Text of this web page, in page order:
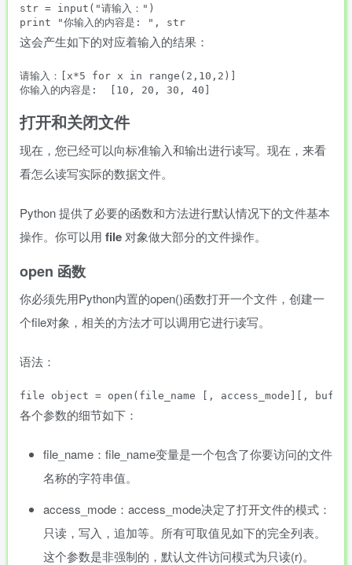
str = input("请输入：")
这会产生如下的对应着输入的结果：
请输入：[x*5 for x in range(2,10,2)]
打开和关闭文件
现在，您已经可以向标准输入和输出进行读写。现在，来看
看怎么读写实际的数据文件。
Python 提供了必要的函数和方法进行默认情况下的文件基本
操作。你可以用 file 对象做大部分的文件操作。
open 函数
你必须先用Python内置的open()函数打开一个文件，创建一
个file对象，相关的方法才可以调用它进行读写。
语法：
各个参数的细节如下：
file_name：file_name变量是一个包含了你要访问的文件
名称的字符串值。
access_mode：access_mode决定了打开文件的模式：
只读，写入，追加等。所有可取值见如下的完全列表。
这个参数是非强制的，默认文件访问模式为只读(r)。